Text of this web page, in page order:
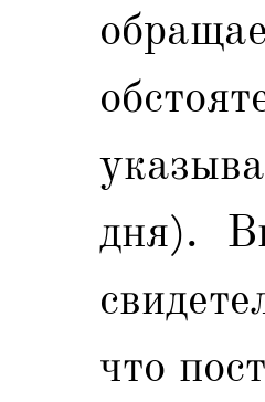
дня).
что